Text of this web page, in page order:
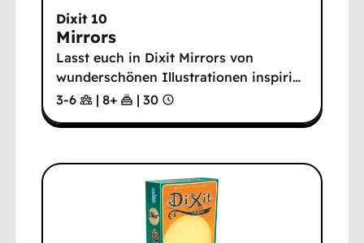
Dixit 10
Mirrors
Lasst euch in Dixit Mirrors von
wunderschönen Illustrationen inspiri…
3-6
| 8+ | 30